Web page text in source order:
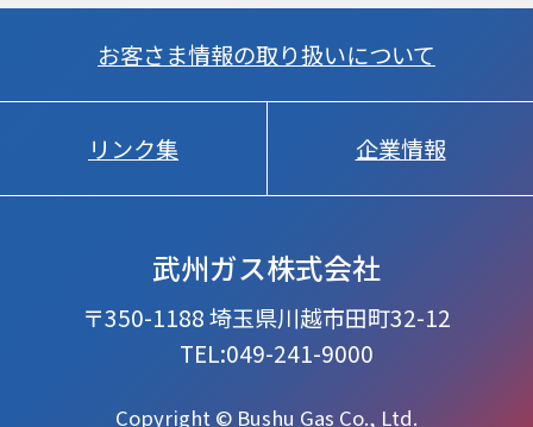
武州ガス株式会社
〒350-1188 埼玉県川越市田町32-12
TEL:049-241-9000
お客さま情報の取り扱いについて
リンク集 企業情報
Copyright © Bushu Gas Co., Ltd.